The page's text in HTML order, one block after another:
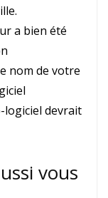
a bien été
nom de votre
logiciel devrait
vous